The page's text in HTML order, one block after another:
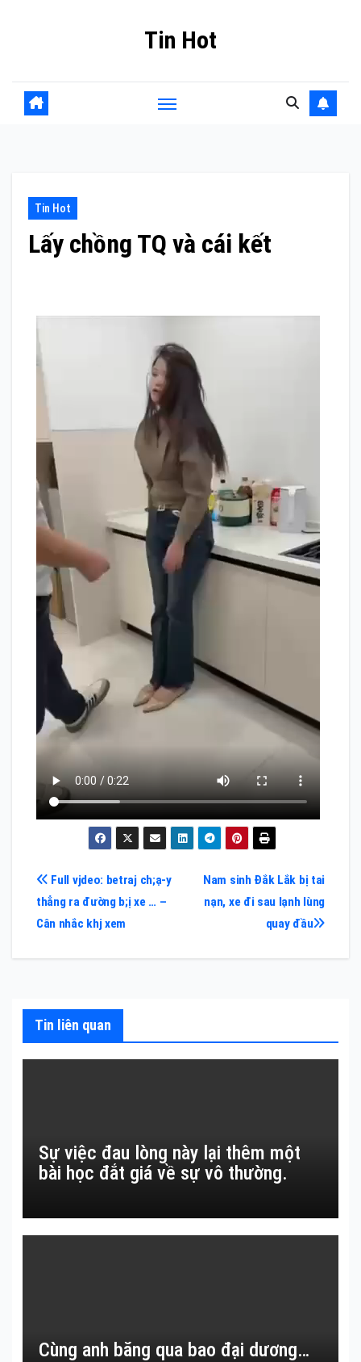
Tin Hot
Tin Hot
Lấy chồng TQ và cái kết
Điều
hướng
bài
Nam sinh Đắk Lắk bị tai
nạn, xe đi sau lạnh lùng
quay đầu
Full vjdeo: betraj ch;ạ-y
thẳng ra đường b;ị xe … –
Cân nhắc khj xem
Tin liên quan
Sự việc đau lòng này lại thêm một
bài học đắt giá về sự vô thường.
Cùng anh băng qua bao đại dương…